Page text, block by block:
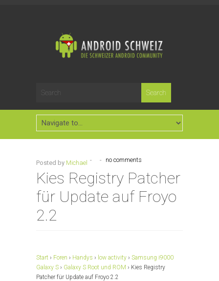
Posted by Michael - - no comments
Kies Registry Patcher
für Update auf Froyo
2.2
Start › Foren › Handys › low activity › Samsung i9000
Galaxy S › Galaxy S Root und ROM › Kies Registry
Patcher für Update auf Froyo 2.2